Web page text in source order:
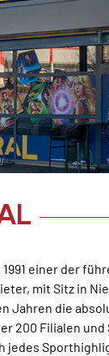
1991 einer der
mit Sitz in
Jahren die
200 Filialen
jedes